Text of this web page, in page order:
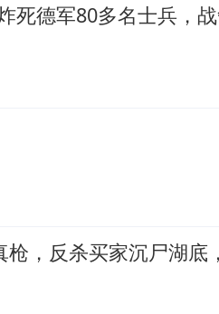
死德军80多名士兵，
，反杀买家沉尸湖底